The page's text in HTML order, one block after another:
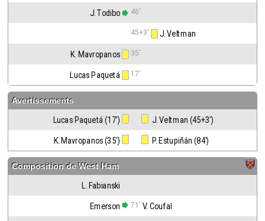
J. Todibo 46'
45+3' J. Veltman
K. Mavropanos 35'
Lucas Paquetá 17'
Avertissements
Lucas Paquetá (17') J. Veltman (45+3')
K. Mavropanos (35') P. Estupiñán (84')
Composition deWest Ham
L. Fabianski
Emerson 71' V. Coufal